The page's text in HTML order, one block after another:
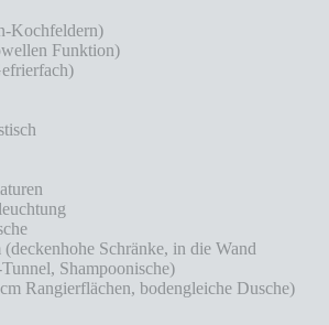
Kochfeldern)
Funktion)
Schränke, in die Wand
Shampoonische)
Rangierflächen, bodengleiche Dusche)